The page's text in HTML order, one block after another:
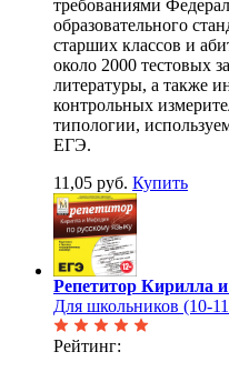
требованиями
образовательного
старших классов и
около 2000 тестовых
литературы, а также
контрольных
типологии,
ЕГЭ.
11,05 руб. Купить
Репетитор Кирилла
Для школьников (10-
Рейтинг: